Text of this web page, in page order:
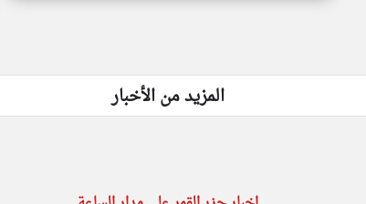
المزيد من الأخبار